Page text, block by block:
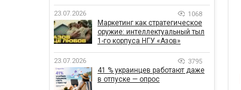
23.07.2026 1068
Маркетинг как стратегическое
оружие: интеллектуальный тыл
1-го корпуса НГУ «Азов»
23.07.2026 3795
41 % украинцев работают даже
в отпуске — опрос